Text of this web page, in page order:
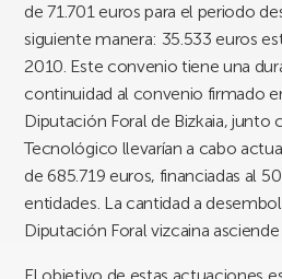
de 71.701 euros para el periodo
siguiente manera: 35.533 euros
2010. Este convenio tiene una
continuidad al convenio firmado
Diputación Foral de Bizkaia, junto
Tecnológico llevarían a cabo
de 685.719 euros, financiadas al
entidades. La cantidad a
Diputación Foral vizcaina